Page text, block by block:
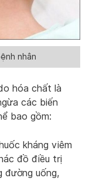
nhân
hóa chất là
các biến
bao gồm:
kháng viêm
đồ điều trị
đường uống,